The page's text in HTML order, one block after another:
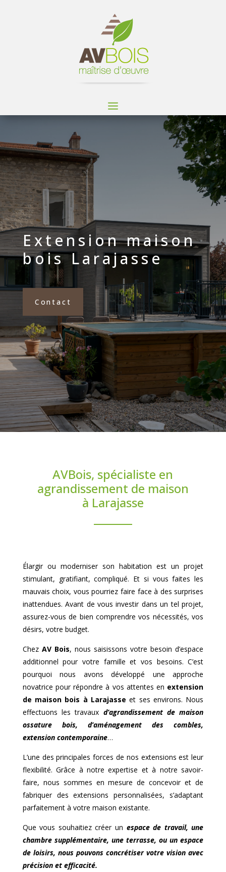
Extension maison
bois Larajasse
Contact
AVBois, spécialiste en
agrandissement de maison
à Larajasse
Élargir ou moderniser son habitation est un projet
stimulant, gratifiant, compliqué. Et si vous faites les
mauvais choix, vous pourriez faire face à des surprises
inattendues. Avant de vous investir dans un tel projet,
assurez-vous de bien comprendre vos nécessités, vos
désirs, votre budget.
Chez AV Bois, nous saisissons votre besoin d’espace
additionnel pour votre famille et vos besoins. C’est
pourquoi nous avons développé une approche
novatrice pour répondre à vos attentes en extension
de maison bois à Larajasse et ses environs. Nous
effectuons les travaux d’agrandissement de maison
ossature bois, d’aménagement des combles,
extension contemporaine…
L’une des principales forces de nos extensions est leur
flexibilité. Grâce à notre expertise et à notre savoir-
faire, nous sommes en mesure de concevoir et de
fabriquer des extensions personnalisées, s’adaptant
parfaitement à votre maison existante.
Que vous souhaitiez créer un espace de travail, une
chambre supplémentaire, une terrasse, ou un espace
de loisirs, nous pouvons concrétiser votre vision avec
précision et efficacité.